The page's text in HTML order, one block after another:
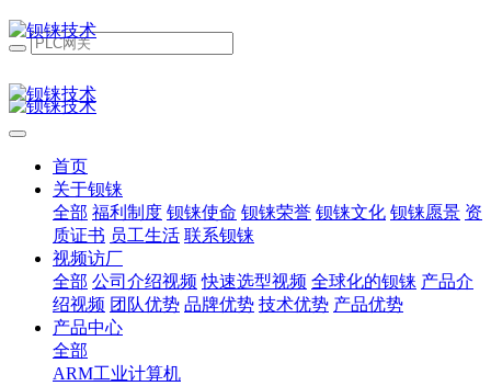
首页
关于钡铼
全部 福利制度 钡铼使命 钡铼荣誉 钡铼文化 钡铼愿景 资
质证书 员工生活 联系钡铼
视频访厂
全部 公司介绍视频 快速选型视频 全球化的钡铼 产品介
绍视频 团队优势 品牌优势 技术优势 产品优势
产品中心
全部
ARM工业计算机